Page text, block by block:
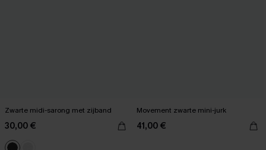
Zwarte midi-sarong met zijband
30,00 €
Movement zwarte mini-jurk
41,00 €